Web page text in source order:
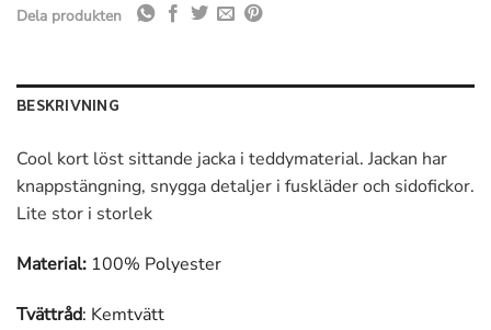
Dela produkten
BESKRIVNING
Cool kort löst sittande jacka i teddymaterial. Jackan har
knappstängning, snygga detaljer i fuskläder och sidofickor.
Lite stor i storlek
Material: 100% Polyester
Tvättråd: Kemtvätt